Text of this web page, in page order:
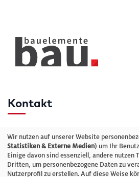
Kontakt
Telefon: +49 (0)711 2585563-0
E-Mail:info@bauelemente-bau.eu
Wir nutzen auf unserer Website
Statistiken & Externe Medien) um Ihr
Einige davon sind essenziell, andere nutzen
Dritten, um personenbezogene Daten zu
Nutzerprofil zu erstellen. Auf diese Weise